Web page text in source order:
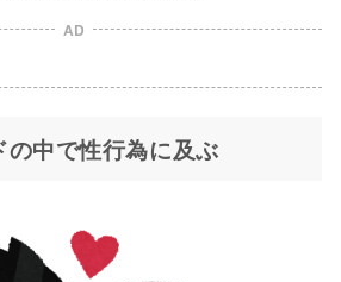
AD
中で性行為に及ぶ